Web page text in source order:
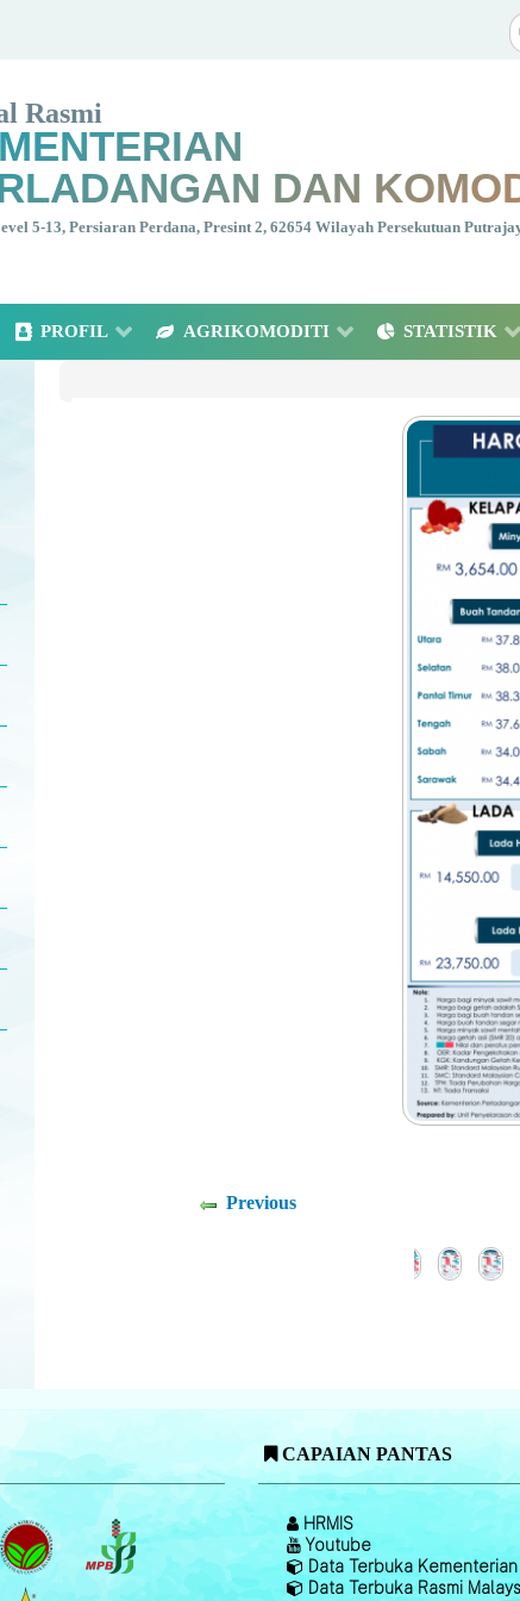
Rasmi
DAN
5-13, Persiaran Perdana, Presint 2, 62654 Wilayah Persekutuan
PROFIL AGRIKOMODITI STATISTIK
Previous
CAPAIAN PANTAS
HRMIS
Youtube
Data Terbuka Kementerian
Data Terbuka Rasmi